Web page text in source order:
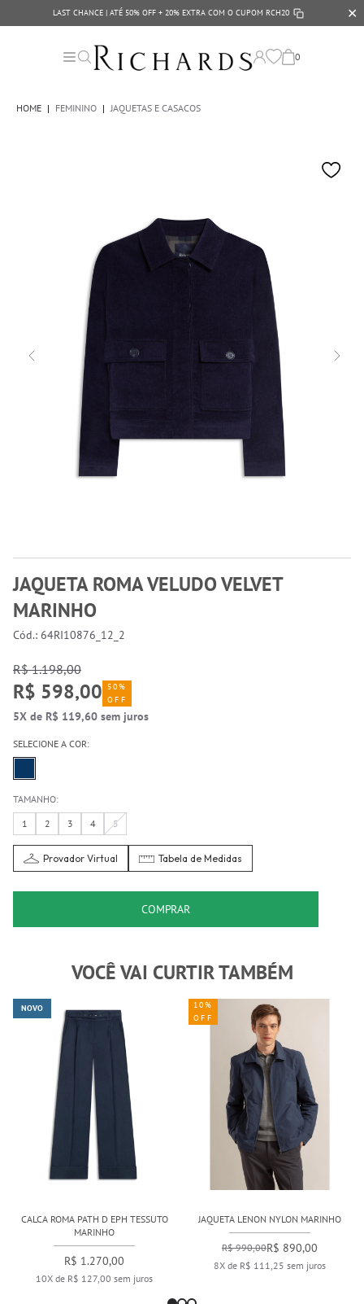
LAST CHANCE | ATÉ 50% OFF + 20% EXTRA COM O CUPOM RCH20 ✕
0
HOME | FEMININO | JAQUETAS E CASACOS
JAQUETA ROMA VELUDO VELVET
MARINHO
Cód.: 64RI10876_12_2
R$ 1.198,00
R$ 598,00 50%
OFF
5X de R$ 119,60 sem juros
SELECIONE A COR:
TAMANHO:
1
2 3 4 5
Provador Virtual Tabela de Medidas
COMPRAR
VOCÊ VAI CURTIR TAMBÉM
CALCA ROMA PATH D EPH TESSUTO
MARINHO
R$ 1.270,00
10X de R$ 127,00 sem juros
NOVO
JAQUETA LENON NYLON MARINHO
R$ 990,00R$ 890,00
8X de R$ 111,25 sem juros
10%
OFF